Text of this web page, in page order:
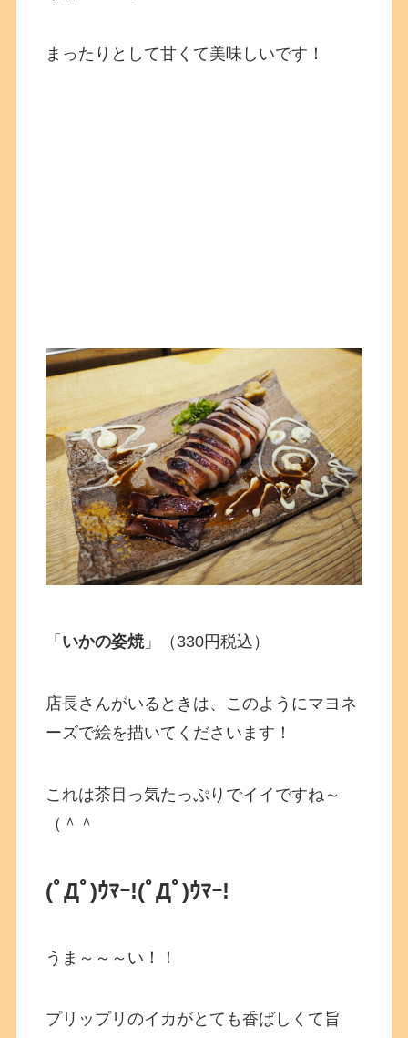
まったりとして甘くて美味しいです！
「 いかの姿焼」（330円税込）
店長さんがいるときは、このようにマヨネ
ーズで絵を描いてくださいます！
これは茶目っ気たっぷりでイイですね～
（＾＾
(ﾟДﾟ)ｳﾏｰ!(ﾟДﾟ)ｳﾏｰ!
うま～～～い！！
プリップリのイカがとても香ばしくて旨